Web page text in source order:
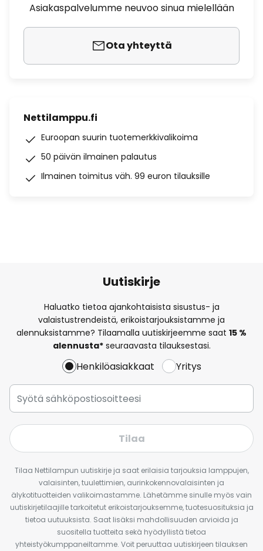
Asiakaspalvelumme neuvoo sinua mielellään
Ota yhteyttä
Nettilamppu.fi
Euroopan suurin tuotemerkkivalikoima
50 päivän ilmainen palautus
Ilmainen toimitus väh. 99 euron tilauksille
Uutiskirje
Haluatko tietoa ajankohtaisista sisustus- ja
valaistustrendeistä, erikoistarjouksistamme ja
alennuksistamme? Tilaamalla uutiskirjeemme saat 15 %
alennusta*seuraavasta tilauksestasi.
Henkilöasiakkaat Yritys
Tilaa
Tilaa Nettilampun uutiskirje ja saat erilaisia tarjouksia lamppujen,
valaisinten, tuulettimien, aurinkokennovalaisinten ja
älykotituotteiden valikoimastamme. Lähetämme sinulle myös vain
uutiskirjetilaajille tarkoitetut erikoistarjouksemme, tuotesuosituksia ja
tietoa uutuuksista. Saat lisäksi mahdollisuuden arvioida ja
suositella tuotteita sekä hyödyllistä tietoa
yhteistyökumppaneiltamme. Voit peruuttaa uutiskirjeen tilauksen